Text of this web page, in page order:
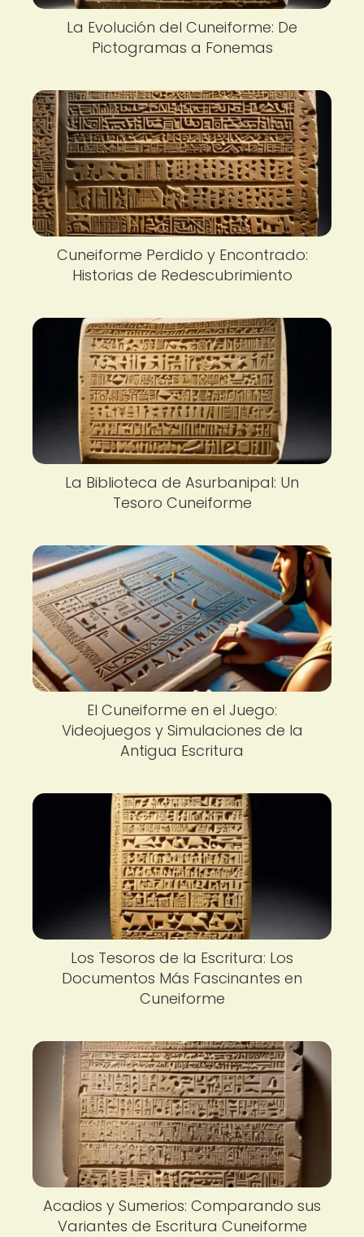
La Evolución del Cuneiforme: De
Pictogramas a Fonemas
Cuneiforme Perdido y Encontrado:
Historias de Redescubrimiento
La Biblioteca de Asurbanipal: Un
Tesoro Cuneiforme
El Cuneiforme en el Juego:
Videojuegos y Simulaciones de la
Antigua Escritura
Los Tesoros de la Escritura: Los
Documentos Más Fascinantes en
Cuneiforme
Acadios y Sumerios: Comparando sus
Variantes de Escritura Cuneiforme